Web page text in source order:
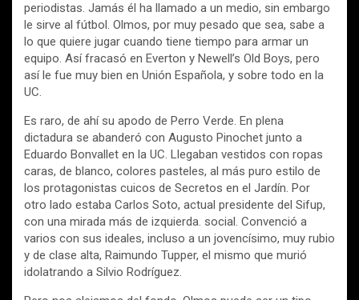
periodistas. Jamás él ha llamado a un medio, sin embargo
le sirve al fútbol. Olmos, por muy pesado que sea, sabe a
lo que quiere jugar cuando tiene tiempo para armar un
equipo. Así fracasó en Everton y Newell’s Old Boys, pero
así le fue muy bien en Unión Española, y sobre todo en la
UC.
Es raro, de ahí su apodo de Perro Verde. En plena
dictadura se abanderó con Augusto Pinochet junto a
Eduardo Bonvallet en la UC. Llegaban vestidos con ropas
caras, de blanco, colores pasteles, al más puro estilo de
los protagonistas cuicos de Secretos en el Jardín. Por
otro lado estaba Carlos Soto, actual presidente del Sifup,
con una mirada más de izquierda. social. Convenció a
varios con sus ideales, incluso a un jovencísimo, muy rubio
y de clase alta, Raimundo Tupper, el mismo que murió
idolatrando a Silvio Rodríguez.